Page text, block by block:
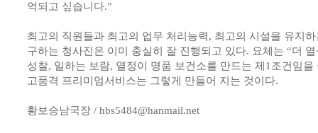
억되고 싶습니다.”
최고의 직원들과 최고의 업무 처리능력, 최고의 시설을 유지
구하는 청사진은 이미 충실히 잘 진행되고 있다. 요체는 “더
성찰, 일하는 보람, 열정이 명품 보건소를 만드는 제1조건임
고품격 프리미엄서비스는 그렇게 만들어 지는 것이다.
황보승남국장 / hbs5484@hanmail.net